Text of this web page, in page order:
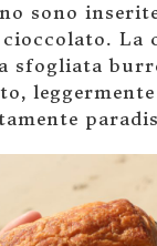
sono
La
sfogliata